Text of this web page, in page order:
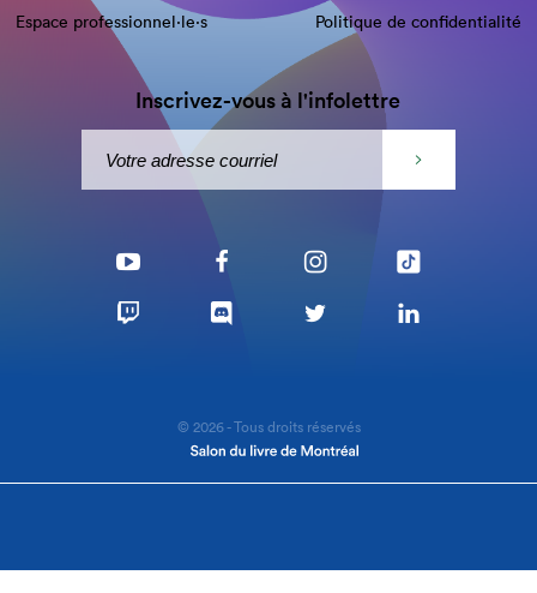
Espace professionnel·le⋅s
Politique de confidentialité
Inscrivez-vous à l'infolettre
© 2026 - Tous droits réservés